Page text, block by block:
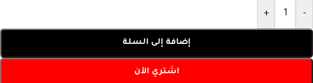
-
+
إضافة إلى السلة
اشتري الآن